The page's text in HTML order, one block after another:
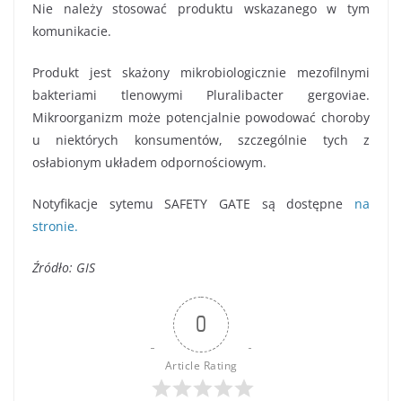
Nie należy stosować produktu wskazanego w tym
komunikacie.
Produkt jest skażony mikrobiologicznie mezofilnymi
bakteriami tlenowymi Pluralibacter gergoviae.
Mikroorganizm może potencjalnie powodować choroby
u niektórych konsumentów, szczególnie tych z
osłabionym układem odpornościowym.
Notyfikacje sytemu SAFETY GATE są dostępne na
stronie.
Źródło: GIS
0
Article Rating